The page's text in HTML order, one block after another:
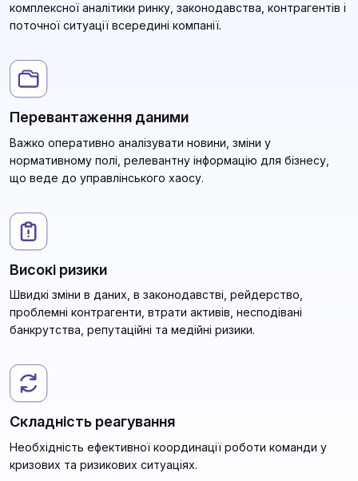
комплексної аналітики ринку, законодавства, контрагентів і
поточної ситуації всередині компанії.
Перевантаження даними
Важко оперативно аналізувати новини, зміни у
нормативному полі, релевантну інформацію для бізнесу,
що веде до управлінського хаосу.
Високі ризики
Швидкі зміни в даних, в законодавстві, рейдерство,
проблемні контрагенти, втрати активів, несподівані
банкрутства, репутаційні та медійні ризики.
Складність реагування
Необхідність ефективної координації роботи команди у
кризових та ризикових ситуаціях.